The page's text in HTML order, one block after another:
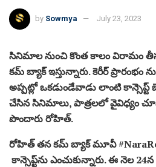
by Sowmya July 23, 2023
సినిమాల నుంచి కొంత కాలం విరామం
కమ్ బ్యాక్ ఇస్తున్నారు. కెరీర్ ప్రారంభం
అప్పట్లో ఒకడుండేవాడు లాంటి కాన్సెప్ట్
చేసిన సినిమాలు, పాత్రలలో వైవిధ్యం
పొందారు రోహిత్.
రోహిత్ తన కమ్ బ్యాక్ మూవీ
కాన్సెప్ట్‌ను ఎంచుకున్నారు. ఈ నెల